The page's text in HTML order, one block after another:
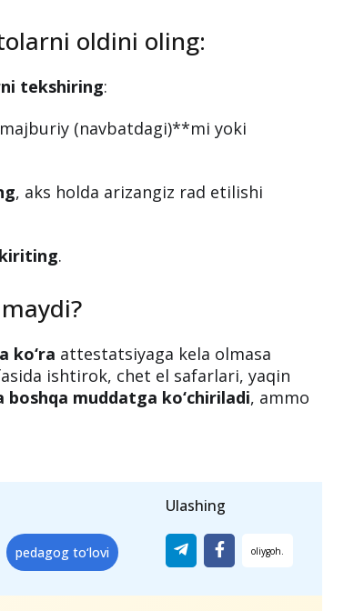
oldini oling:
tekshiring:
(navbatdagi)**mi yoki
, aks holda arizangiz rad etilishi
.
ko‘ra attestatsiyaga kela olmasa
ishtirok, chet el safarlari, yaqin
muddatga ko‘chiriladi, ammo
pedagog to‘lovi
Ulashing